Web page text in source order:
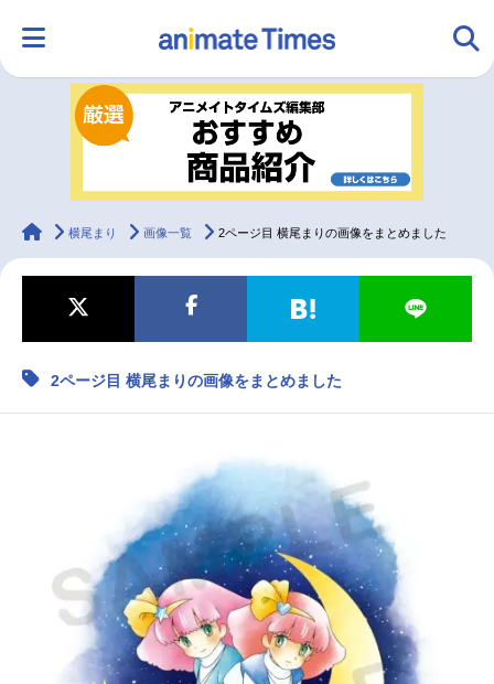
ランキング アニメ
ラジオ みんなの声
マンガ・ラノベ ゲーム・アプリ 音楽 コスプレ
配信・Vtuber トレンド
声優記事一覧
実写化映画一覧
今期アニメ曜日別一覧
春アニメ 夏アニメ
冬アニメ
animateTimes
横尾まり 画像一覧 2ページ目 横尾まりの画像をまとめました
2ページ目 横尾まりの画像をまとめました